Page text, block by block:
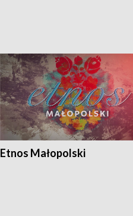
Etnos Małopolski